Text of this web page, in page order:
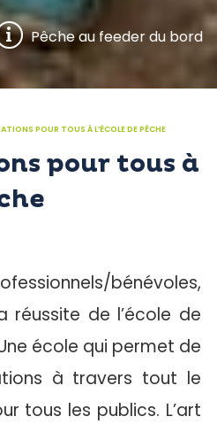
Pêche au feeder du bord
POUR TOUS À L’ÉCOLE DE PÊCHE
pour tous à
bénévoles,
de l’école de
école qui permet de
à travers tout le
tous les publics. L’art